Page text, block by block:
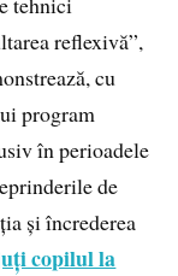
reflexivă”,
cu
program
în perioadele
de
și încrederea
copilul la